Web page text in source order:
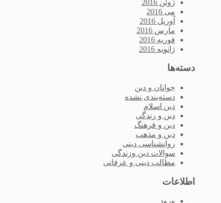
ژوئن 2016
می 2016
آوریل 2016
مارس 2016
فوریه 2016
ژانویه 2016
دسته‌ها
جوانان و دین
دسته‌بندی نشده
دین اسلام
دین و زندگی
دین و فرهنگ
دین و مذهب
روانشناسی دینی
سوالات دین وزندگی
مطالب دینی و عرفانی
اطلاعات
ورود